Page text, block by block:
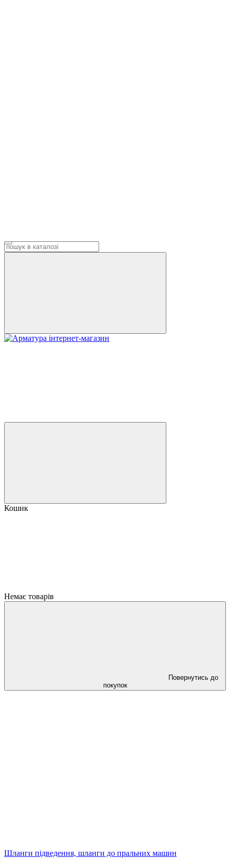
Кошик
Немає товарів
Повернутись до
покупок
Шланги підведення, шланги до пральних машин